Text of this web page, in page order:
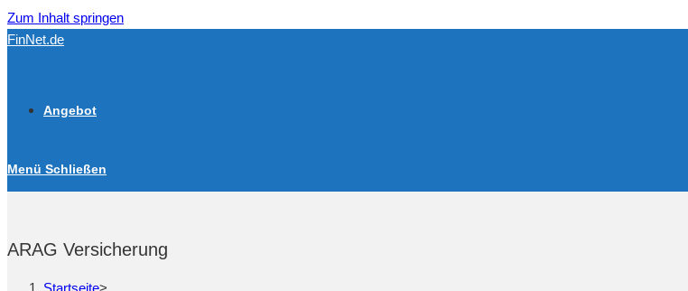
Zum Inhalt springen
FinNet.de
Angebot
Menü Schließen
ARAG Versicherung